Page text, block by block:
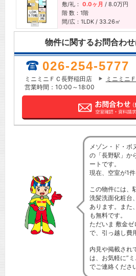
敷/礼： 0.0ヶ月 / 8.0万円
階 数：1階
間/広：1LDK / 33.26㎡
物件に関するお問合わ
026-254-5777
ミニミニＦＣ長野稲田店
ミニミニ
営業時間：10:00～18:00
メゾン・ド・
の「長野駅」か
ートです。
現在、空室が1件
この物件には、
洗髪洗面化粧台
あります。また
も無料です。
ただいま 敷金
で、引っ越し費
内見や掲載され
は、お気軽に”
でご連絡くださ